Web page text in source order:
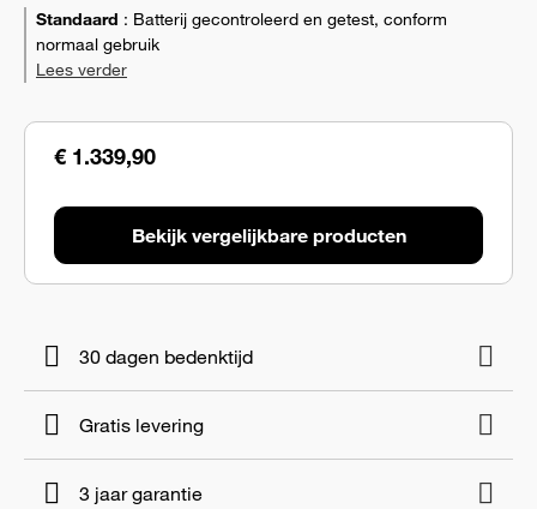
€ 1.339,90
Bekijk vergelijkbare producten
Standaard : Batterij gecontroleerd en getest, conform
normaal gebruik
Lees verder
30 dagen bedenktijd
Gratis levering
3 jaar garantie